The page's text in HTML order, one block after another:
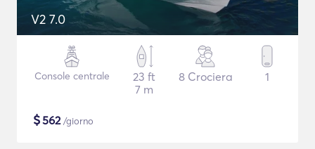
V2 7.0
Console centrale
23 ft
7 m
8 Crociera 1
$562/giorno